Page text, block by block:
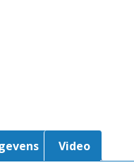
Video